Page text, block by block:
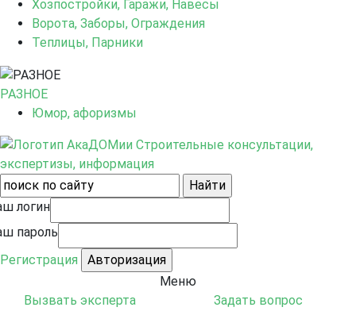
Хозпостройки, Гаражи, Навесы
Ворота, Заборы, Ограждения
Теплицы, Парники
РАЗНОЕ
Юмор, афоризмы
Строительные консультации,
экспертизы, информация
логин
пароль
Регистрация
Меню
Вызвать эксперта
Задать вопрос